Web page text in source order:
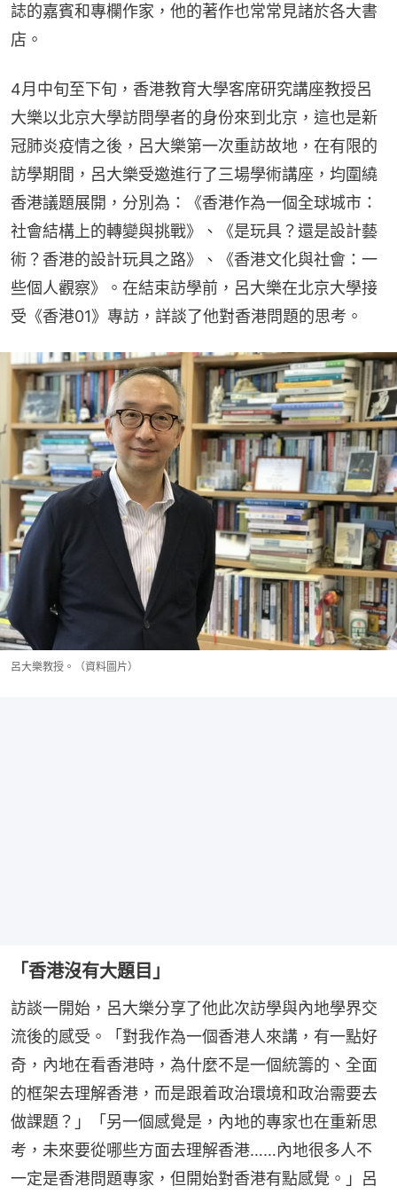
誌的嘉賓和專欄作家，他的著作也常常見諸於各大書
店。
4月中旬至下旬，香港教育大學客席研究講座教授呂
大樂以北京大學訪問學者的身份來到北京，這也是新
冠肺炎疫情之後，呂大樂第一次重訪故地，在有限的
訪學期間，呂大樂受邀進行了三場學術講座，均圍繞
香港議題展開，分別為：《香港作為一個全球城市：
社會結構上的轉變與挑戰》、《是玩具？還是設計藝
術？香港的設計玩具之路》、《香港文化與社會：一
些個人觀察》。在結束訪學前，呂大樂在北京大學接
受《香港01》專訪，詳談了他對香港問題的思考。
呂大樂教授。（資料圖片）
「香港沒有大題目」
訪談一開始，呂大樂分享了他此次訪學與內地學界交
流後的感受。「對我作為一個香港人來講，有一點好
奇，內地在看香港時，為什麼不是一個統籌的、全面
的框架去理解香港，而是跟着政治環境和政治需要去
做課題？」「另一個感覺是，內地的專家也在重新思
考，未來要從哪些方面去理解香港……內地很多人不
一定是香港問題專家，但開始對香港有點感覺。」呂